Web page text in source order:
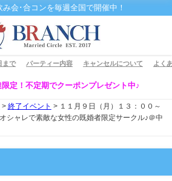
み会･合コンを毎週全国で開催中！
まで パーティー内容 キャンセルについて よく
限定！不定期でクーポンプレゼント中♪
> 終了イベント > １１月９日（月）１３：００～
シャレで素敵な女性の既婚者限定サークル♪＠中